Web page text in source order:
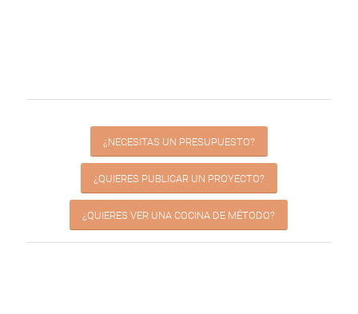
¿NECESITAS UN PRESUPUESTO?
¿QUIERES PUBLICAR UN PROYECTO?
¿QUIERES VER UNA COCINA DE MÉTODO?